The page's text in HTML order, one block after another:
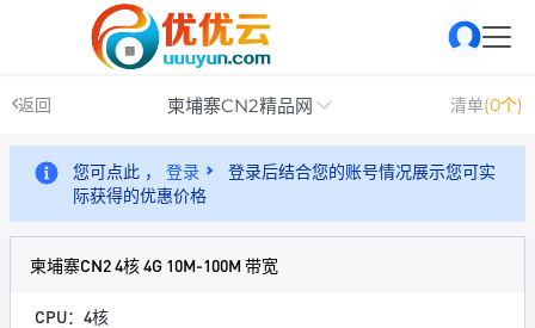
返回 柬埔寨CN2精品网 清单(0个)
您可点此 ， 登录
登录后结合您的账号情况展示您可实
际获得的优惠价格
柬埔寨CN2 4核 4G 10M-100M 带宽
CPU：4核